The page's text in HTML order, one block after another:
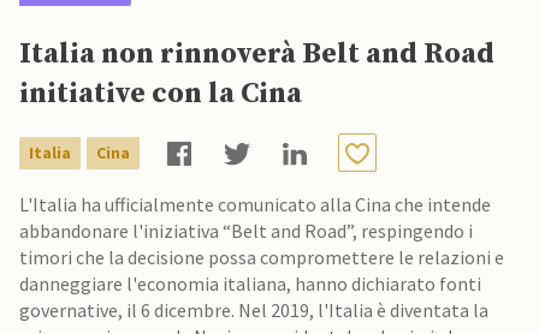
Italia non rinnoverà Belt and Road
initiative con la Cina
Italia Cina
L'Italia ha ufficialmente comunicato alla Cina che intende
abbandonare l'iniziativa “Belt and Road”, respingendo i
timori che la decisione possa compromettere le relazioni e
danneggiare l'economia italiana, hanno dichiarato fonti
governative, il 6 dicembre. Nel 2019, l'Italia è diventata la